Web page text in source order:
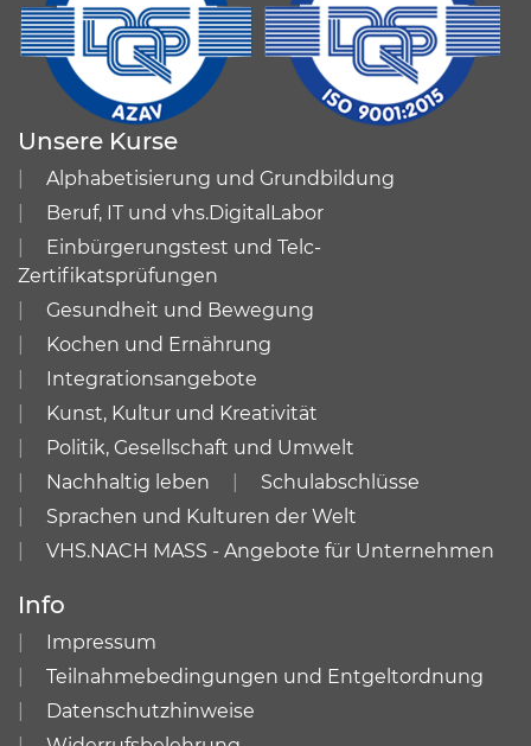
Unsere Kurse
Alphabetisierung und Grundbildung
Beruf, IT und vhs.DigitalLabor
Einbürgerungstest und Telc-
Zertifikatsprüfungen
Gesundheit und Bewegung
Kochen und Ernährung
Integrationsangebote
Kunst, Kultur und Kreativität
Politik, Gesellschaft und Umwelt
Nachhaltig leben
Schulabschlüsse
Sprachen und Kulturen der Welt
VHS.NACH MASS - Angebote für Unternehmen
Info
Impressum
Teilnahmebedingungen und Entgeltordnung
Datenschutzhinweise